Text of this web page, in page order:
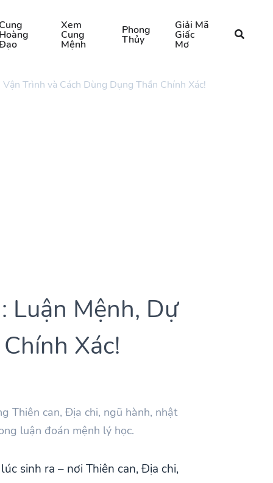
Xem
Cung
Mệnh
Phong
Thủy
Giải Mã
Giấc
Mơ
Trình và Cách Dùng Dụng Thần Chính Xác!
Luận Mệnh, Dự
Xác!
Thiên can, Địa chi, ngũ hành, nhật
luận đoán mệnh lý học.
sinh ra – nơi Thiên can, Địa chi,